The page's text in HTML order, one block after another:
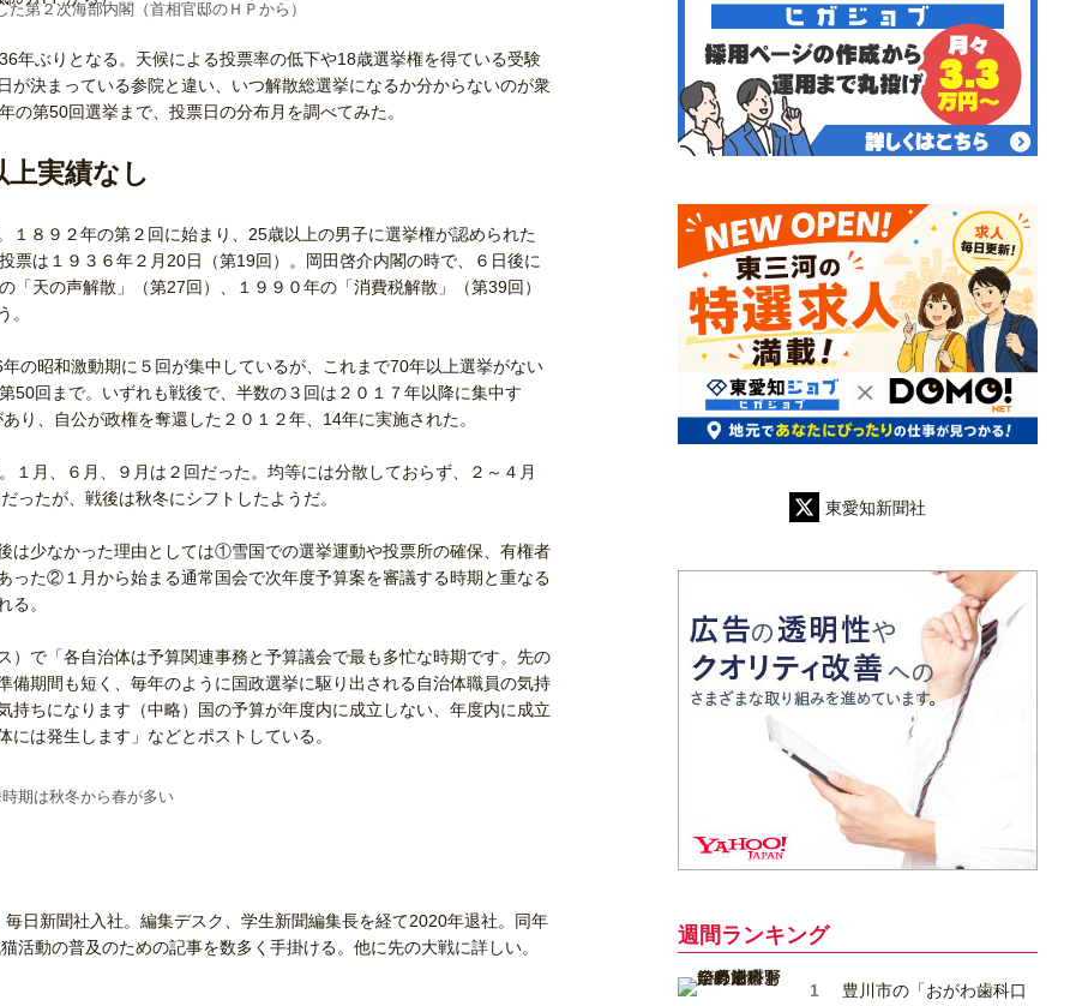
た第２次海部内閣（首相官邸のＨＰから）
年ぶりとなる。天候による投票率の低下や18歳選挙権を得ている受験
が決まっている参院と違い、いつ解散総選挙になるか分からないのが衆
第50回選挙まで、投票日の分布月を調べてみた。
上実績なし
８９２年の第２回に始まり、25歳以上の男子に選挙権が認められた
票は１９３６年２月20日（第19回）。岡田啓介内閣の時で、６日後に
「天の声解散」（第27回）、１９９０年の「消費税解散」（第39回）
。
の昭和激動期に５回が集中しているが、これまで70年以上選挙がない
50回まで。いずれも戦後で、半数の３回は２０１７年以降に集中す
り、自公が政権を奪還した２０１２年、14年に実施された。
月、６月、９月は２回だった。均等には分散しておらず、２～４月
ったが、戦後は秋冬にシフトしたようだ。
少なかった理由としては①雪国での選挙運動や投票所の確保、有権者
った②１月から始まる通常国会で次年度予算案を審議する時期と重なる
る。
で「各自治体は予算関連事務と予算議会で最も多忙な時期です。先の
備期間も短く、毎年のように国政選挙に駆り出される自治体職員の気持
持ちになります（中略）国の予算が年度内に成立しない、年度内に成立
は発生します」などとポストしている。
期は秋冬から春が多い
日新聞社入社。編集デスク、学生新聞編集長を経て2020年退社。同年
活動の普及のための記事を数多く手掛ける。他に先の大戦に詳しい。
東愛知新聞社
週間ランキング
豊川市の「おがわ歯科口